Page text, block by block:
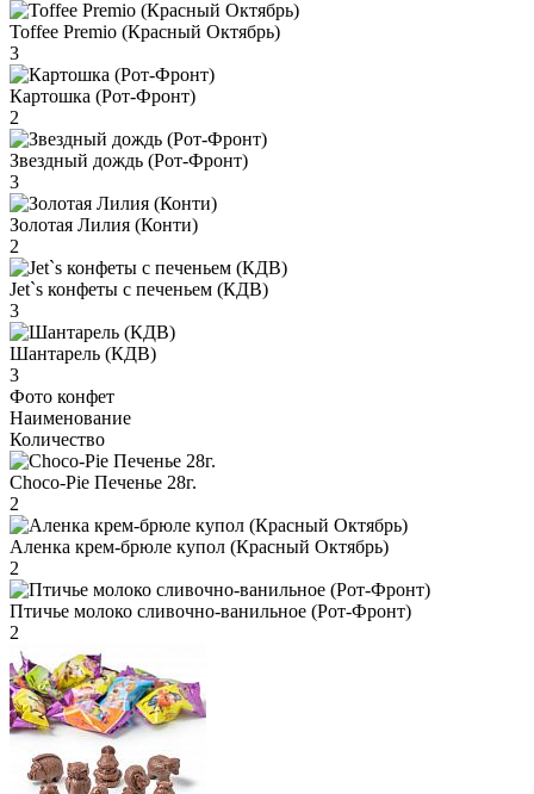
Toffee Premio (Красный Октябрь)
3
Картошка (Рот-Фронт)
2
Звездный дождь (Рот-Фронт)
3
Золотая Лилия (Конти)
2
Jet`s конфеты с печеньем (КДВ)
3
Шантарель (КДВ)
3
Фото конфет
Наименование
Количество
Choco-Pie Печенье 28г.
2
Аленка крем-брюле купол (Красный Октябрь)
2
Птичье молоко сливочно-ванильное (Рот-Фронт)
2